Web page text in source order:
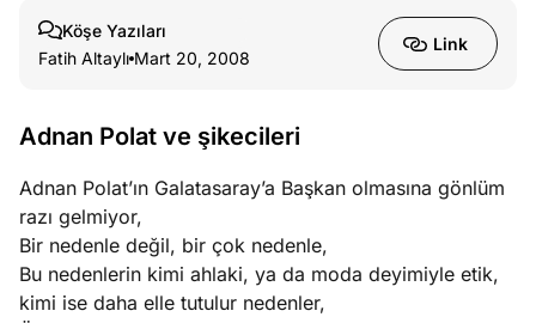
stok
caiz
Ağustos
umutlu
ister
Köşe Yazıları
Fatih Altaylı Mart 20, 2008
Link
Adnan Polat ve şikecileri
Adnan Polat’ın Galatasaray’a Başkan olmasına gönlüm
razı gelmiyor,
Bir nedenle değil, bir çok nedenle,
Bu nedenlerin kimi ahlaki, ya da moda deyimiyle etik,
kimi ise daha elle tutulur nedenler,